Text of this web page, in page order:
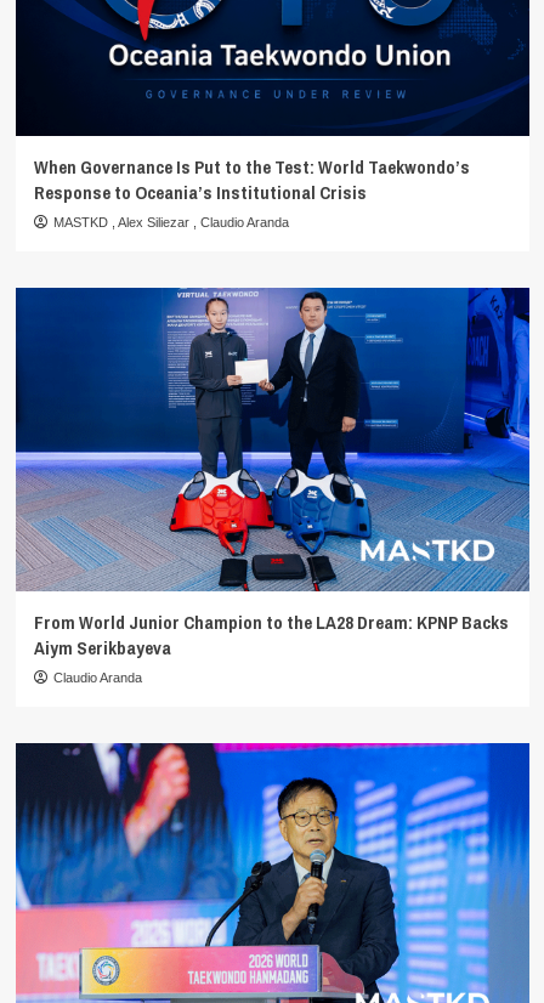
When Governance Is Put to the Test: World Taekwondo’s
Response to Oceania’s Institutional Crisis
MASTKD Alex Siliezar Claudio Aranda
From World Junior Champion to the LA28 Dream: KPNP Backs
Aiym Serikbayeva
Claudio Aranda